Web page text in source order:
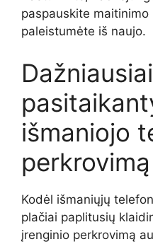
paspauskite maitinimo
paleistumėte iš naujo.
Dažniausiai
išmaniojo
perkrovimą
Kodėl išmaniųjų
plačiai paplitusių
įrenginio perkrovimą